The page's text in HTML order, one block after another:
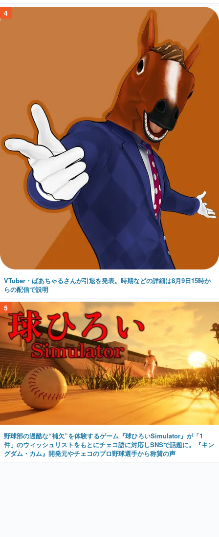
4
VTuber・ばあちゃるさんが引退を発表。時期などの詳細は8月9日15時か
らの配信で説明
5
野球部の過酷な“補欠”を体験するゲーム『球ひろいSimulator』が「1
件」のウィッシュリストをもとにチェコ語に対応しSNSで話題に。『キン
グダム・カム』開発元やチェコのプロ野球選手から称賛の声